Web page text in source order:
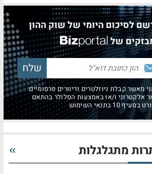
לסיכום היומי של שוק ההון
של
מאשר קבלת ניוזלטרים ודיוורים פרסומיים
אלקטרוני ו/או באמצעות הסלולר בהתאם
10 בתנאי השימוש
מתגלגלות